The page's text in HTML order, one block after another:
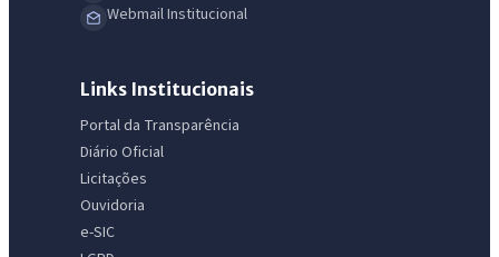
Webmail Institucional
Links Institucionais
Portal da Transparência
Diário Oficial
Licitações
Ouvidoria
e-SIC
IntGest AI
Olá. Pergunte sobre serviços, notícias, legislação, Diário Oficial,
licitações, estrutura ou transparência do município.
Licitações abertas